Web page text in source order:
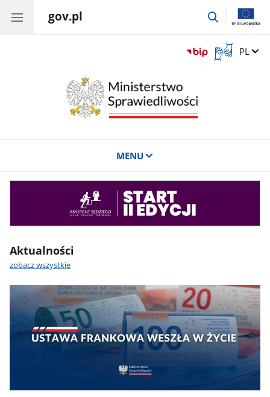
gov.pl
przejdź
Otwórz
okno
Zmień
PL
MENU
Aktualności
zobacz wszystkie